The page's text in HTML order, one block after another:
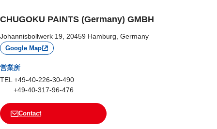
CHUGOKU PAINTS (Germany) GMBH
Johannisbollwerk 19, 20459 Hamburg, Germany
Google Map
営業所
TEL +49-40-226-30-490
+49-40-317-96-476
Contact